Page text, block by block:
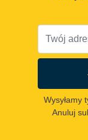
Wysyłamy
Anuluj